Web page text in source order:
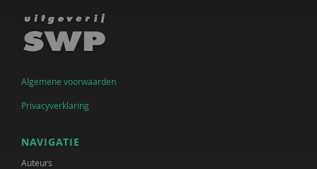
Algemene voorwaarden
Privacyverklaring
NAVIGATIE
Auteurs